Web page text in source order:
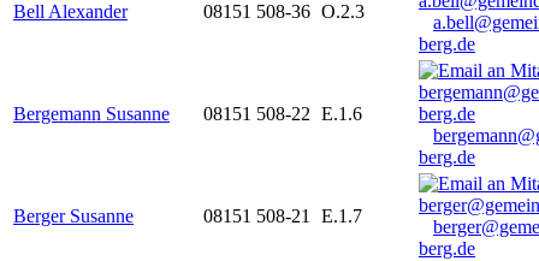
Bell Alexander 08151 508-36 O.2.3
berg.de
Bergemann Susanne 08151 508-22 E.1.6
berg.de
Berger Susanne 08151 508-21 E.1.7
berg.de